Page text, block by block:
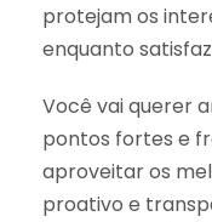
protejam os
enquanto
Você vai querer
pontos fortes e
aproveitar os
proativo e